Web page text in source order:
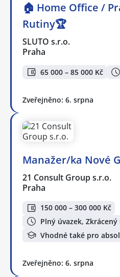
🏠 Home Office /
Rutiny🏆
SLUTO s.r.o.
Praha
65 000 – 85 000 Kč
Zveřejněno: 6. srpna
Manažer/ka Nové
21 Consult Group s.r.o.
Praha
150 000 – 300 000 Kč
Plný úvazek, Zkrácený
Vhodné také pro
Zveřejněno: 6. srpna